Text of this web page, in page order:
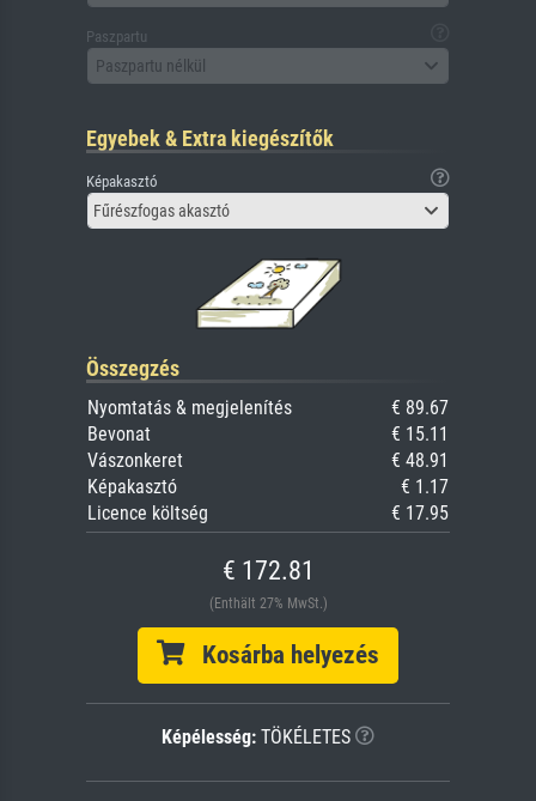
Paszpartu
Paszpartu nélkül
Egyebek & Extra kiegészítők
Képakasztó
Fűrészfogas akasztó
Összegzés
Nyomtatás & megjelenítés
€ 89.67
Bevonat
€ 15.11
Vászonkeret
€ 48.91
Képakasztó
€ 1.17
Licence költség
€ 17.95
€ 172.81
(Enthält 27% MwSt.)
Kosárba helyezés
Képélesség: TÖKÉLETES